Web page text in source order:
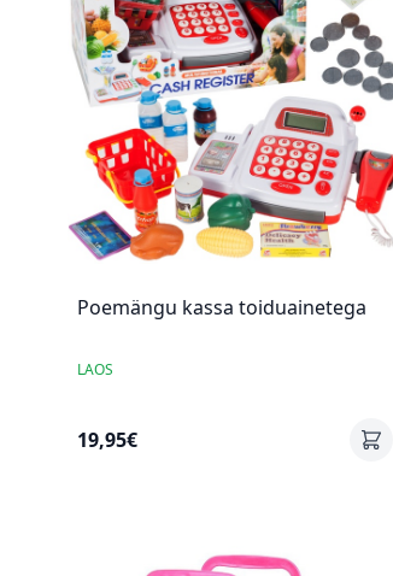
Poemängu kassa toiduainetega
LAOS
19,95€